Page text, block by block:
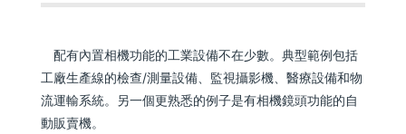
配有內置相機功能的工業設備不在少數。典型範例包括
工廠生產線的檢查/測量設備、監視攝影機、醫療設備和物
流運輸系統。另一個更熟悉的例子是有相機鏡頭功能的自
動販賣機。